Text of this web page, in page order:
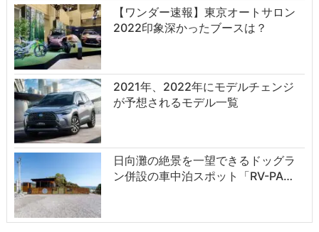
【ワンダー速報】東京オートサロン
2022印象深かったブースは？
2021年、2022年にモデルチェンジ
が予想されるモデル一覧
日向灘の絶景を一望できるドッグラ
ン併設の車中泊スポット「RV-PA…